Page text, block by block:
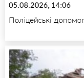
05.08.2026, 14:06
Поліцейські